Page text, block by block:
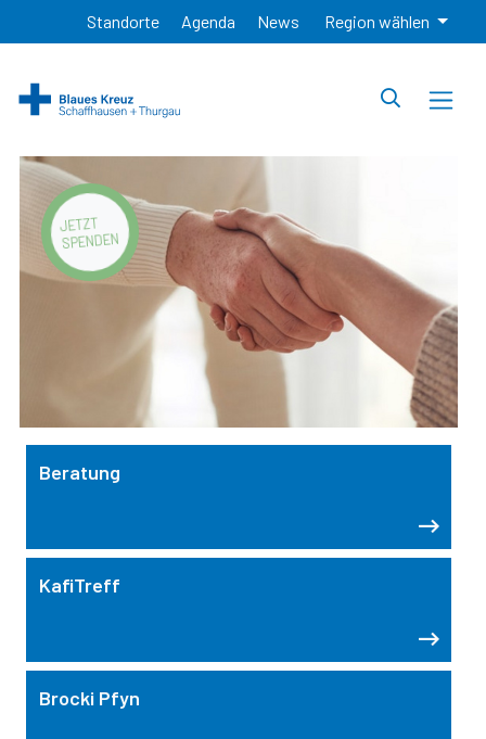
Standorte Agenda News Region wählen
JETZT
SPENDEN
Beratung
KafiTreff
Brocki Pfyn